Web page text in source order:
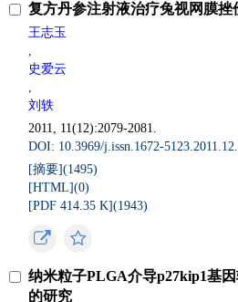
复方丹参注射液治疗兔视网膜挫
王志玉
,
史爱云
,
刘轶
2011, 11(12):2079-2081.
DOI: 10.3969/j.issn.1672-
[摘要](1495)
[HTML](0)
[PDF 414.35 K](1943)
纳米粒子PLGA介导p27kip1基
的研究